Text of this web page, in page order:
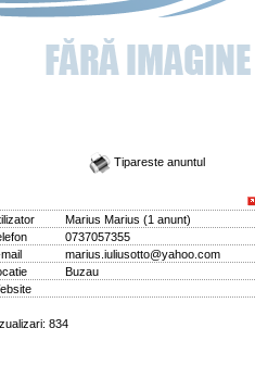
Tipareste anuntul
Marius Marius (1 anunt)
0737057355
marius.iuliusotto@yahoo.com
Buzau
834